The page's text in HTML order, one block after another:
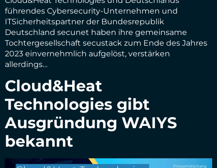
führendes Cybersecurity-Unternehmen und
ITSicherheitspartner der Bundesrepublik
Deutschland secunet haben ihre gemeinsame
Tochtergesellschaft secustack zum Ende des Jahres
2023 einvernehmlich aufgelöst, verstärken
allerdings…
Cloud&Heat
Technologies gibt
Ausgründung WAIYS
bekannt